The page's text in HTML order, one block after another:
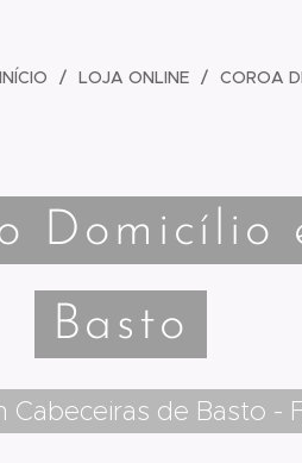
INÍCIO LOJA ONLINE COROA
Domicílio
Basto
Cabeceiras de Basto -